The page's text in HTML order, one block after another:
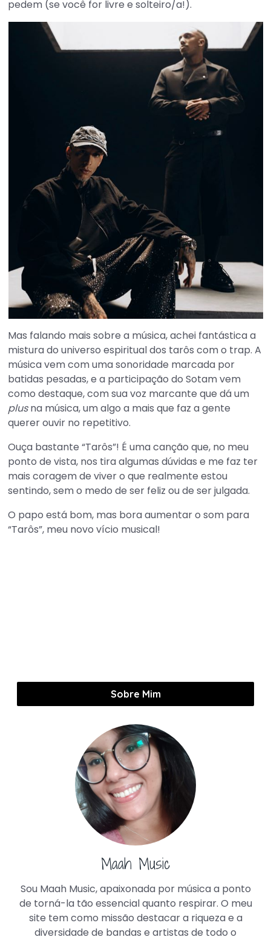
pedem (se você for livre e solteiro/a!).
Mas falando mais sobre a música, achei fantástica a
mistura do universo espiritual dos tarôs com o trap. A
música vem com uma sonoridade marcada por
batidas pesadas, e a participação do Sotam vem
como destaque, com sua voz marcante que dá um
plusna música, um algo a mais que faz a gente
querer ouvir no repetitivo.
Ouça bastante “Tarôs”! É uma canção que, no meu
ponto de vista, nos tira algumas dúvidas e me faz ter
mais coragem de viver o que realmente estou
sentindo, sem o medo de ser feliz ou de ser julgada.
O papo está bom, mas bora aumentar o som para
“Tarôs”, meu novo vício musical!
Sobre Mim
Maah Music
Sou Maah Music, apaixonada por música a ponto
de torná-la tão essencial quanto respirar. O meu
site tem como missão destacar a riqueza e a
diversidade de bandas e artistas de todo o